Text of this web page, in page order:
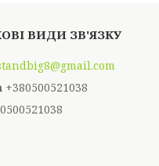
+380500521038